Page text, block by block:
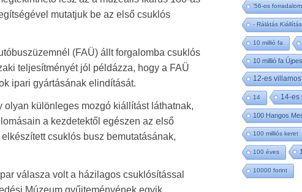
mutatjuk be az első csuklós
(FAÜ) állt forgalomba csuklós
teljesítményét jól példázza, hogy a FAÜ
ipari gyártásának elindítását.
különleges mozgó kiállítást láthatnak,
a kezdetektől egészen az első
csuklós busz bemutatásának,
válasza volt a házilagos csuklósítással
Múzeum gyűjteményének egyik
'56-os forradalom
- Rálátás
10 millió fa
10 millió fa
12-es villamos
14 14-es
100 Hangos
100 milliós keret
100 éves
10000 forint